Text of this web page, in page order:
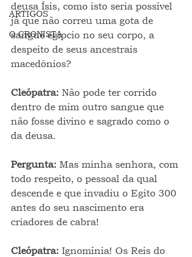
ARTIGOS
O CRONISTA
deusa Ísis, como isto seria possível
já que não correu uma gota de
sangue egípcio no seu corpo, a
despeito de seus ancestrais
macedônios?
Cleópatra: Não pode ter corrido
dentro de mim outro sangue que
não fosse divino e sagrado como o
da deusa.
Pergunta: Mas minha senhora, com
todo respeito, o pessoal da qual
descende e que invadiu o Egito 300
antes do seu nascimento era
criadores de cabra!
Cleópatra: Ignomínia! Os Reis do